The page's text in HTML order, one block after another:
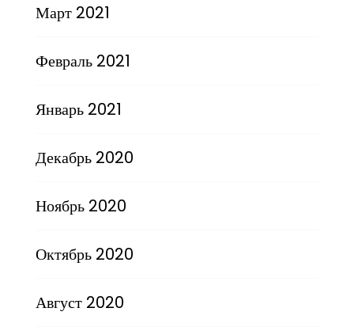
Март 2021
Февраль 2021
Январь 2021
Декабрь 2020
Ноябрь 2020
Октябрь 2020
Август 2020